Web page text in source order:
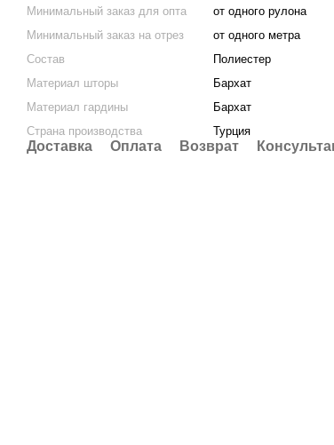
Минимальный заказ для опта
от одного рулона
Минимальный заказ на отрез
от одного метра
Состав
Полиестер
Материал шторы
Бархат
Материал гардины
Бархат
Страна производства
Турция
Доставка Оплата Возврат